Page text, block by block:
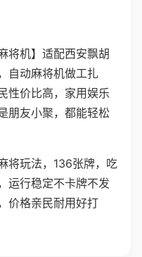
将机】适配西安飘胡
自动麻将机做工扎
性价比高，家用娱乐
朋友小聚，都能轻松
将玩法，136张牌，吃
运行稳定不卡牌不发
价格亲民耐用好打